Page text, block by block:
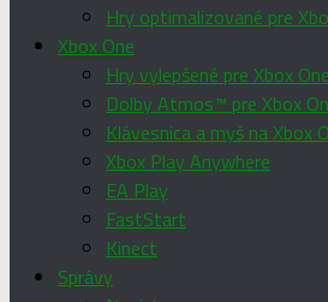
Hry optimalizované pre
Xbox One
Hry vylepšené pre Xbox
Dolby Atmos™ pre Xbox
Klávesnica a myš na Xbox
Xbox Play Anywhere
EA Play
FastStart
Kinect
Správy